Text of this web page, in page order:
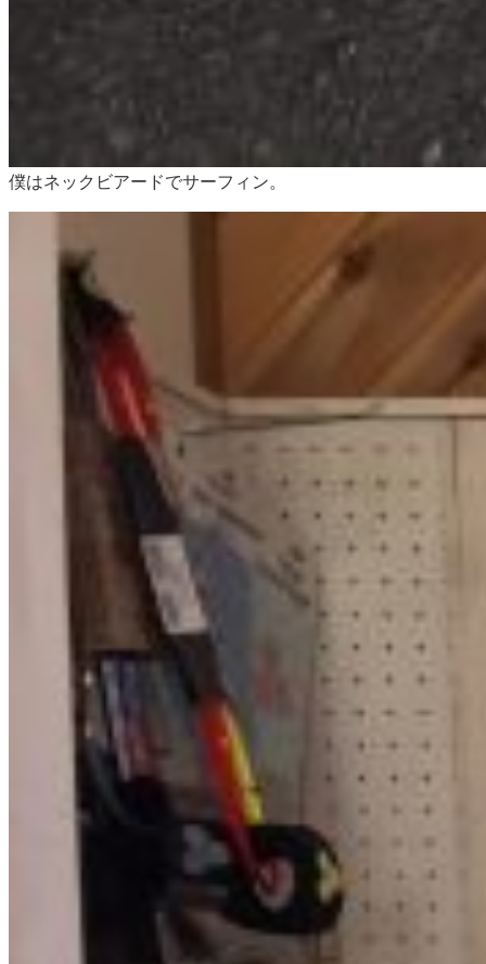
僕はネックビアードでサーフィン。